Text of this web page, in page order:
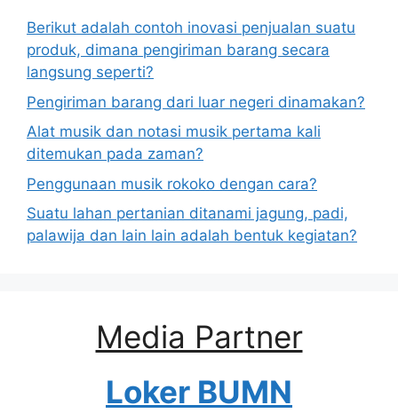
Berikut adalah contoh inovasi penjualan suatu
produk, dimana pengiriman barang secara
langsung seperti?
Pengiriman barang dari luar negeri dinamakan?
Alat musik dan notasi musik pertama kali
ditemukan pada zaman?
Penggunaan musik rokoko dengan cara?
Suatu lahan pertanian ditanami jagung, padi,
palawija dan lain lain adalah bentuk kegiatan?
Media Partner
Loker BUMN